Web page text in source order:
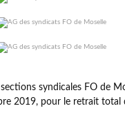
syndicales FO de
2019, pour le retrait